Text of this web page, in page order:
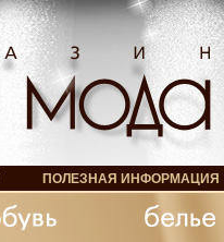
ПОЛЕЗНАЯ ИНФОРМАЦИЯ
Аксессуары